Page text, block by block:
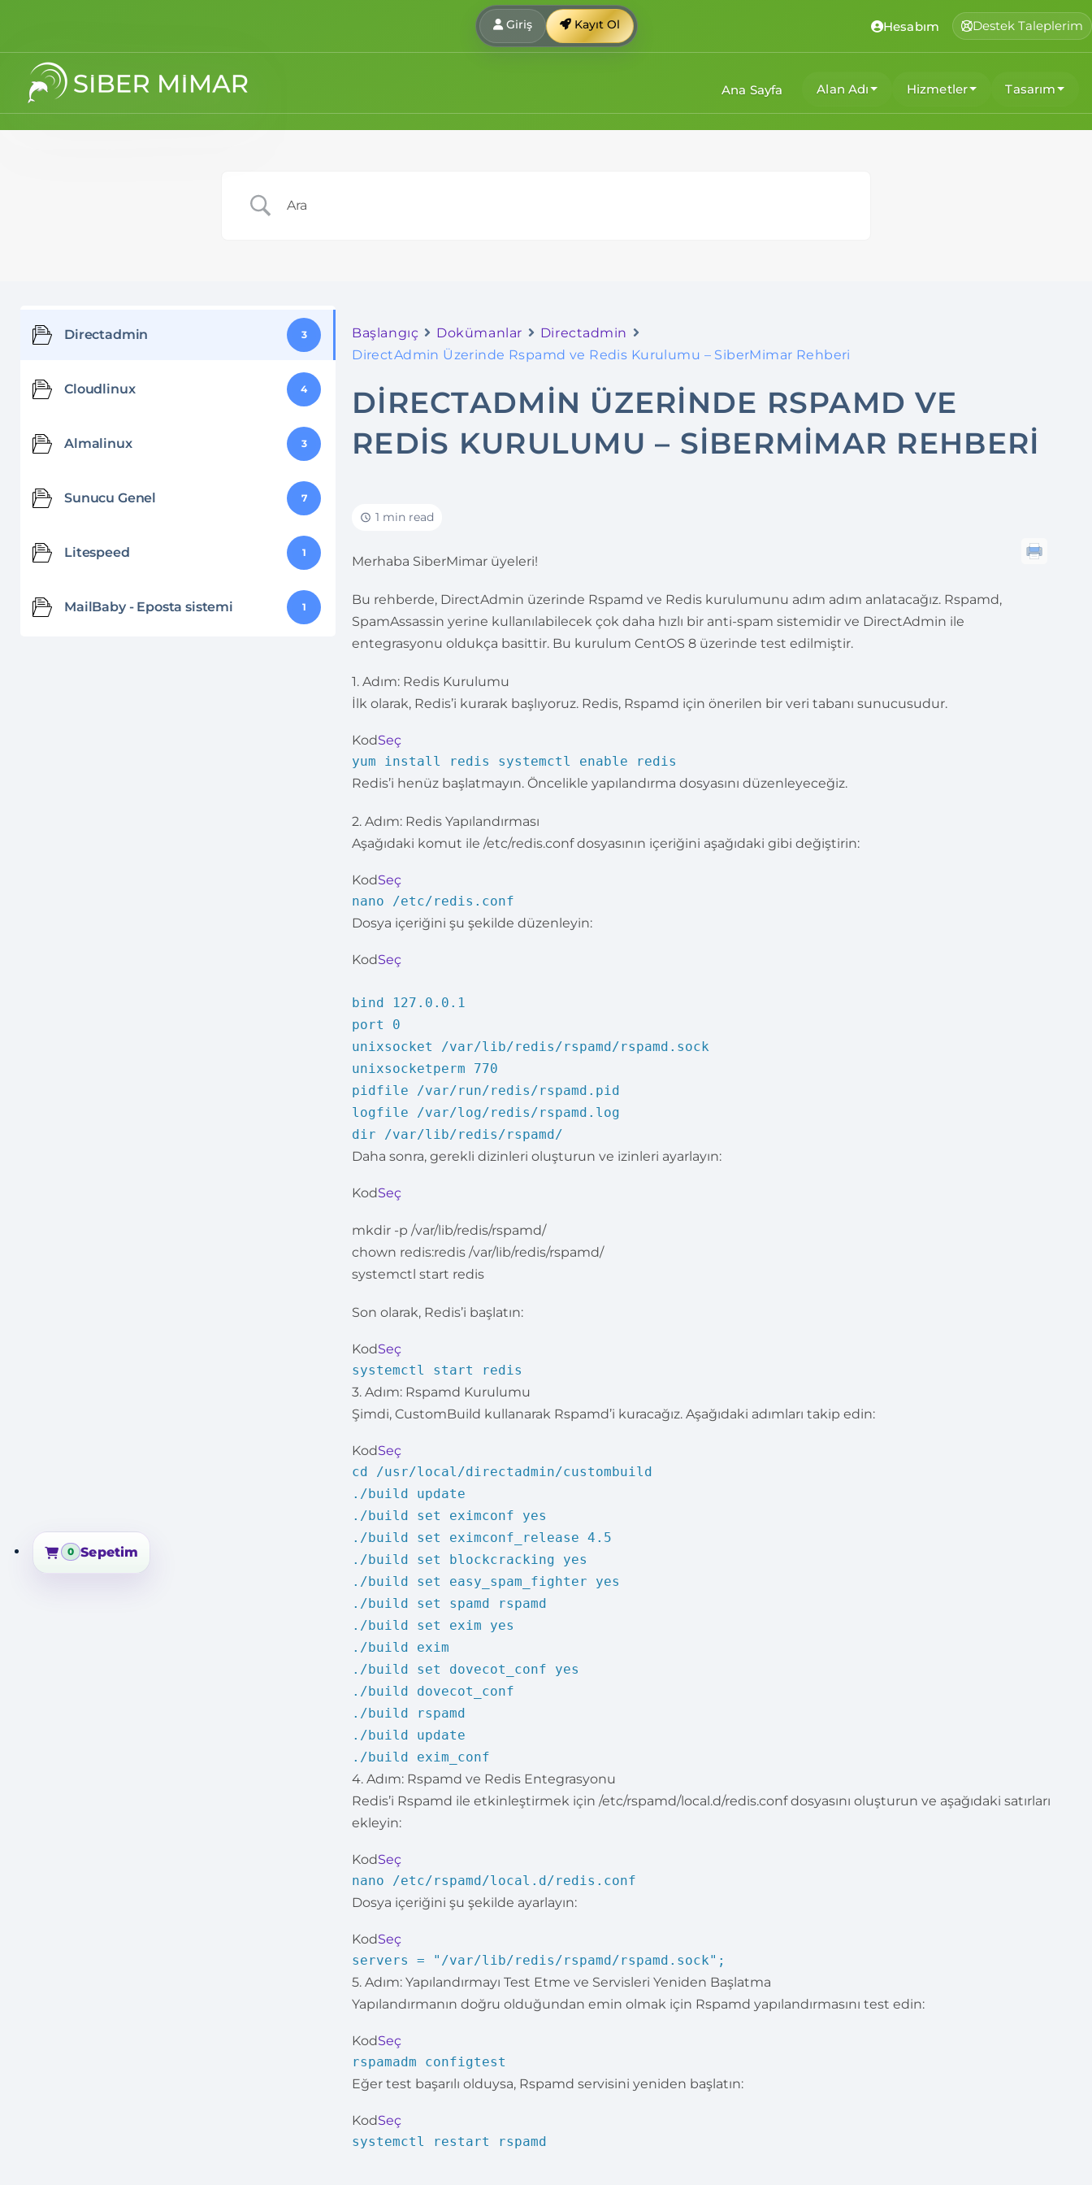
Giriş Kayıt Ol Hesabım Destek Taleplerim
Ana Sayfa Alan Adı Hizmetler Tasarım
Directadmin 3
Cloudlinux 4
Almalinux 3
Sunucu Genel 7
Litespeed 1
MailBaby - Eposta sistemi 1
Başlangıç Dokümanlar
Directadmin
DirectAdmin Üzerinde Rspamd ve Redis Kurulumu – SiberMimar Rehberi
DIRECTADMIN ÜZERINDE RSPAMD VE
REDIS KURULUMU – SIBERMIMAR REHBERI
1 min read
Merhaba SiberMimar üyeleri!
Bu rehberde, DirectAdmin üzerinde Rspamd ve Redis kurulumunu adım adım anlatacağız. Rspamd,
SpamAssassin yerine kullanılabilecek çok daha hızlı bir anti-spam sistemidir ve DirectAdmin ile
entegrasyonu oldukça basittir. Bu kurulum CentOS 8 üzerinde test edilmiştir.
1. Adım: Redis Kurulumu
İlk olarak, Redis’i kurarak başlıyoruz. Redis, Rspamd için önerilen bir veri tabanı sunucusudur.
KodSeç
yum install redis systemctl enable redis
Redis’i henüz başlatmayın. Öncelikle yapılandırma dosyasını düzenleyeceğiz.
2. Adım: Redis Yapılandırması
Aşağıdaki komut ile /etc/redis.conf dosyasının içeriğini aşağıdaki gibi değiştirin:
KodSeç
nano /etc/redis.conf
Dosya içeriğini şu şekilde düzenleyin:
KodSeç
bind 127.0.0.1
port 0
unixsocket /var/lib/redis/rspamd/rspamd.sock
unixsocketperm 770
pidfile /var/run/redis/rspamd.pid
logfile /var/log/redis/rspamd.log
dir /var/lib/redis/rspamd/
Daha sonra, gerekli dizinleri oluşturun ve izinleri ayarlayın:
KodSeç
mkdir -p /var/lib/redis/rspamd/
chown redis:redis /var/lib/redis/rspamd/
systemctl start redis
Son olarak, Redis’i başlatın:
KodSeç
systemctl start redis
3. Adım: Rspamd Kurulumu
Şimdi, CustomBuild kullanarak Rspamd’i kuracağız. Aşağıdaki adımları takip edin:
KodSeç
cd /usr/local/directadmin/custombuild
./build update
./build set eximconf yes
./build set eximconf_release 4.5
./build set blockcracking yes
./build set easy_spam_fighter yes
./build set spamd rspamd
./build set exim yes
./build exim
./build set dovecot_conf yes
./build dovecot_conf
./build rspamd
./build update
./build exim_conf
4. Adım: Rspamd ve Redis Entegrasyonu
Redis’i Rspamd ile etkinleştirmek için /etc/rspamd/local.d/redis.conf dosyasını oluşturun ve aşağıdaki satırları
ekleyin:
KodSeç
nano /etc/rspamd/local.d/redis.conf
Dosya içeriğini şu şekilde ayarlayın:
KodSeç
servers = "/var/lib/redis/rspamd/rspamd.sock";
5. Adım: Yapılandırmayı Test Etme ve Servisleri Yeniden Başlatma
Yapılandırmanın doğru olduğundan emin olmak için Rspamd yapılandırmasını test edin:
KodSeç
rspamadm configtest
Eğer test başarılı olduysa, Rspamd servisini yeniden başlatın:
KodSeç
systemctl restart rspamd
0 Sepetim
Sepetim